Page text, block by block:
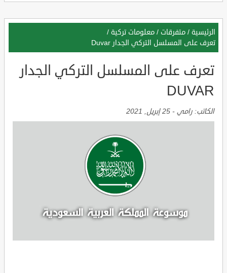
الرئيسية / متفرقات / معلومات تركية /
تعرف على المسلسل التركي الجدار Duvar
تعرف على المسلسل التركي الجدار
DUVAR
الكاتب: رامي - 25 إبريل, 2021